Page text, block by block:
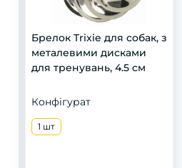
Брелок Trixie для собак, з
металевими дисками
для тренувань, 4.5 см
Конфігурат
1 шт